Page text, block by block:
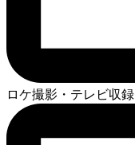
ロケ撮影・テレビ収録